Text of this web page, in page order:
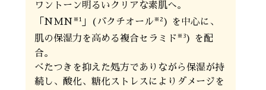
ワントーン明るいクリアな素肌へ。
「NMN ※1 」(バクチオール ※2 ) を中心に、
肌の保湿力を高める複合セラミド ※3 ) を配
合。
べたつきを抑えた処方でありながら保湿が持
続し、酸化、糖化ストレスによりダメージを